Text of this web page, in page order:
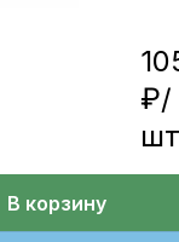
₽/
шт
В корзину